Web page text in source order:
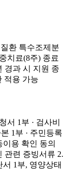
환 특수조제분
치료(8주) 종료
경과 시 지원 종
적용 가능
서 1부 · 검사비
1부 · 주민등록
용 확인 동의
관련 증빙서류 2.
1부, 영양상태